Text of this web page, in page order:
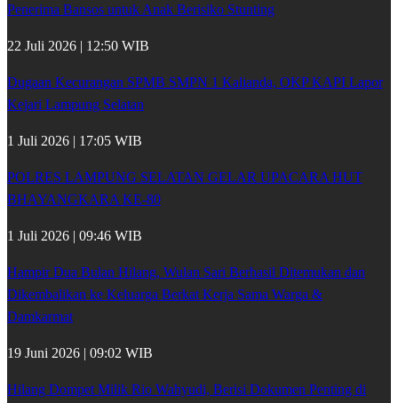
Penerima Bansos untuk Anak Berisiko Stunting
22 Juli 2026 | 12:50 WIB
Dugaan Kecurangan SPMB SMPN 1 Kalianda, OKP KAPI Lapor
Kejari Lampung Selatan
1 Juli 2026 | 17:05 WIB
POLRES LAMPUNG SELATAN GELAR UPACARA HUT
BHAYANGKARA KE-80
1 Juli 2026 | 09:46 WIB
Hampir Dua Bulan Hilang, Wulan Sari Berhasil Ditemukan dan
Dikembalikan ke Keluarga Berkat Kerja Sama Warga &
Damkarmat
19 Juni 2026 | 09:02 WIB
Hilang Dompet Milik Rio Wahyudi, Berisi Dokumen Penting di